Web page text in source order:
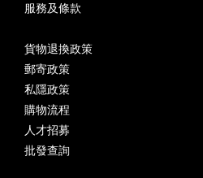
服務及條款
貨物退換政策
郵寄政策
私隱政策
購物流程
人才招募
批發查詢